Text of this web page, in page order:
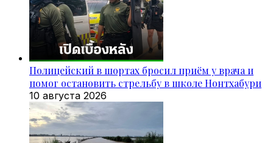
Полицейский в шортах бросил приём у врача и
помог остановить стрельбу в школе Нонтхабури
10 августа 2026